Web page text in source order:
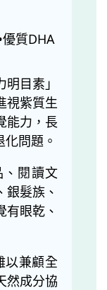
優質DHA
目素」
視紫質生
能力，長
問題。
閱讀文
髮族、
眼乾、
以兼顧全
然成分協